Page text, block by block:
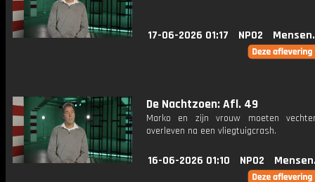
17-06-2026 01:17 NPO2
De Nachtzoen: Afl. 49
Marko en zijn vrouw moeten
overleven na een vliegtuigcrash.
16-06-2026 01:10 NPO2